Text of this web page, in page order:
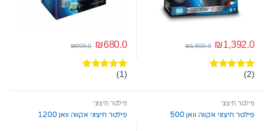
₪1,392.0
₪1,600.0
דורג(2)
₪680.0
₪900.0
דורג(1)
פילטר חיצוני
פילטר חיצוני אקווה וואן 500
פילטר חיצוני
פילטר חיצוני אקווה וואן 1200